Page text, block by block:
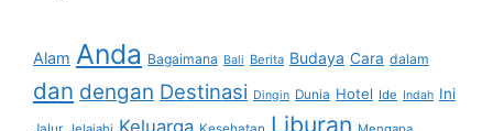
Alam Anda Bagaimana Bali Berita Budaya Cara dalam
dan dengan Destinasi Dingin Dunia Hotel Ide Indah Ini
Liburan